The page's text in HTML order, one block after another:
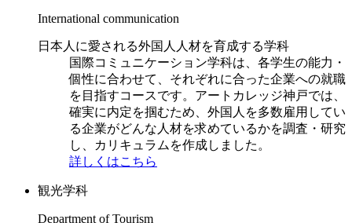
International communication
日本人に愛される外国人人材を育成する学科
国際コミュニケーション学科は、各学生の能力・
個性に合わせて、それぞれに合った企業への就職
を目指すコースです。アートカレッジ神戸では、
確実に内定を掴むため、外国人を多数雇用してい
る企業がどんな人材を求めているかを調査・研究
し、カリキュラムを作成しました。
詳しくはこちら
観光学科
Department of Tourism